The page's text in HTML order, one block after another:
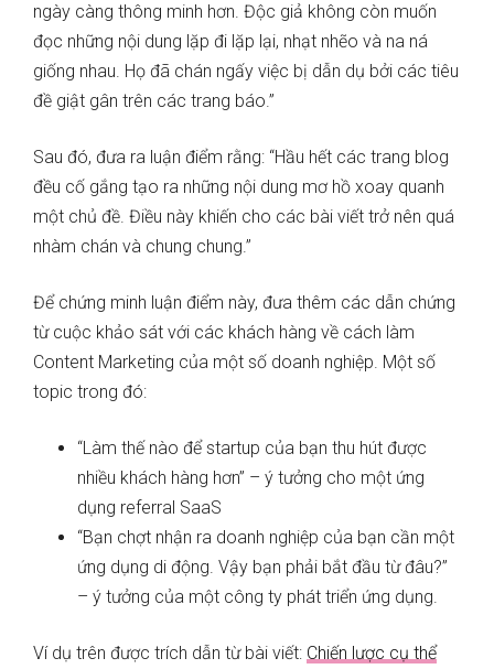
ngày càng thông minh hơn. Độc giả không còn muốn
đọc những nội dung lặp đi lặp lại, nhạt nhẽo và na ná
giống nhau. Họ đã chán ngấy việc bị dẫn dụ bởi các tiêu
đề giật gân trên các trang báo.”
Sau đó, đưa ra luận điểm rằng: “Hầu hết các trang blog
đều cố gắng tạo ra những nội dung mơ hồ xoay quanh
một chủ đề. Điều này khiến cho các bài viết trở nên quá
nhàm chán và chung chung.”
Để chứng minh luận điểm này, đưa thêm các dẫn chứng
từ cuộc khảo sát với các khách hàng về cách làm
Content Marketing của một số doanh nghiệp. Một số
topic trong đó:
“Làm thế nào để startup của bạn thu hút được
nhiều khách hàng hơn” – ý tưởng cho một ứng
dụng referral SaaS
“Bạn chợt nhận ra doanh nghiệp của bạn cần một
ứng dụng di động. Vậy bạn phải bắt đầu từ đâu?”
– ý tưởng của một công ty phát triển ứng dụng.
Ví dụ trên được trích dẫn từ bài viết: Chiến lược cụ thể